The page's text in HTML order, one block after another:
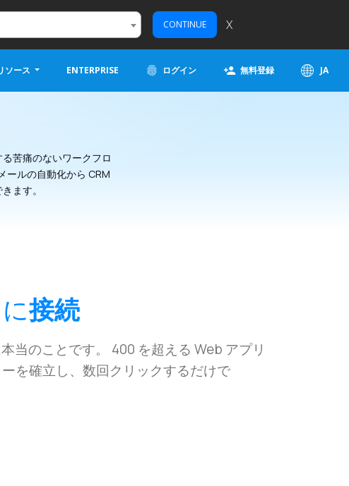
CONTINUE X
ソース ENTERPRISE ログイン 無料登録 JA
苦痛のないワークフロ
ールの自動化から CRM
ます。
接続
当のことです。 400 を超える Web アプリ
を確立し、数回クリックするだけで